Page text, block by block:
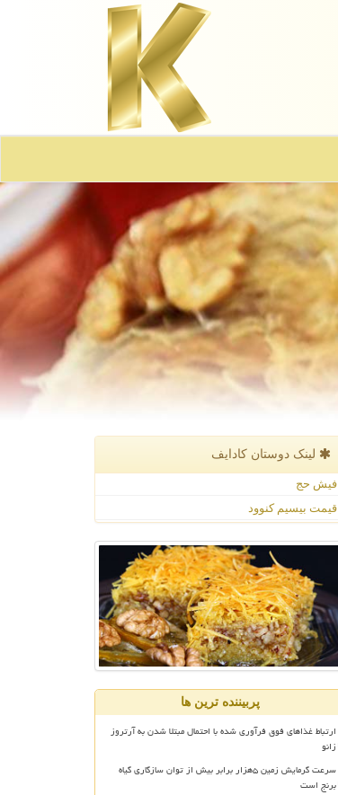
لینک دوستان كادایف
فیش حج
قیمت بیسیم کنوود
پربیننده ترین ها
ارتباط غذاهای فوق فرآوری شده با احتمال مبتلا شدن به آرتروز
زانو
سرعت گرمایش زمین ۵هزار برابر بیش از توان سازگاری گیاه
برنج است